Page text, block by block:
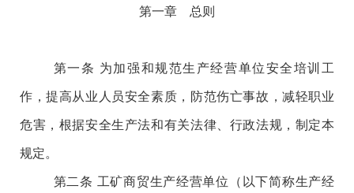
第一章 总则
第一条 为加强和规范生产经营单位安全培训工
作，提高从业人员安全素质，防范伤亡事故，减轻职业
危害，根据安全生产法和有关法律、行政法规，制定本
规定。
第二条 工矿商贸生产经营单位（以下简称生产经